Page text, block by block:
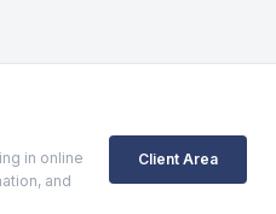
in online
and
Client Area